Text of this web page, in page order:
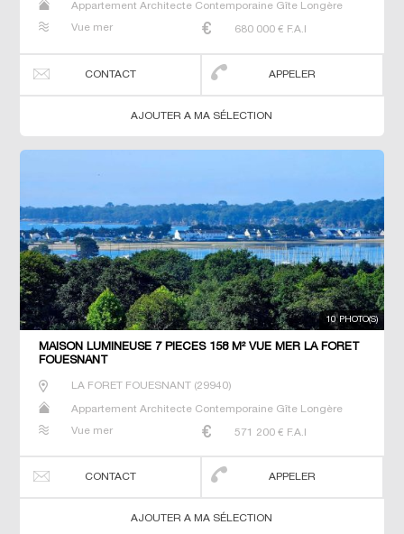
Appartement Architecte Contemporaine Gîte Longère
Propriété Villa
Vue mer 680 000 € F.A.I
CONTACT APPELER
AJOUTER A MA SÉLECTION
10 PHOTO(S)
MAISON LUMINEUSE 7 PIECES 158 M² VUE MER LA FORET
FOUESNANT
LA FORET FOUESNANT(29940)
Appartement Architecte Contemporaine Gîte Longère
Propriété Villa
Vue mer 571 200 € F.A.I
CONTACT APPELER
AJOUTER A MA SÉLECTION